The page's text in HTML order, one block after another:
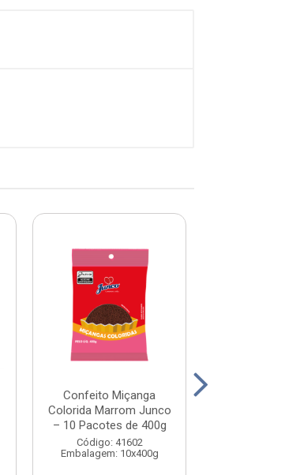
Confeito Miçanga
Colorida Marrom Junco
– 10 Pacotes de 400g
Código: 41602
Embalagem: 10x400g